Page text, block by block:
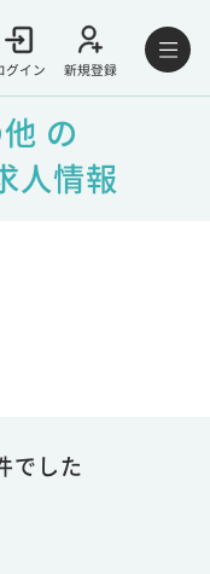
グイン 新規登録
の
人情報
でした